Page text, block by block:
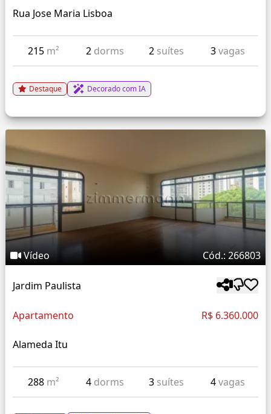
Rua Jose Maria Lisboa
215 m² 2 dorms 2 suítes 3vagas
Destaque Decorado com IA
Vídeo Cód.: 266803
Jardim Paulista
Apartamento R$ 6.360.000
Alameda Itu
288 m² 4 dorms 3 suítes 4vagas